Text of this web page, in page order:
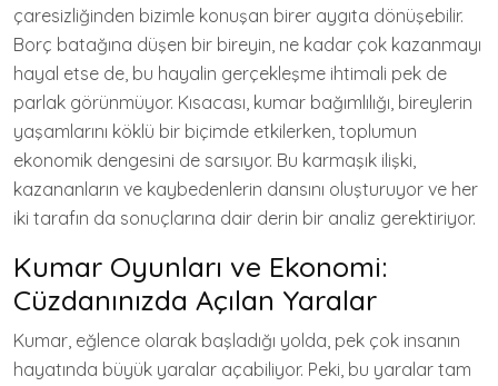
çaresizliğinden bizimle konuşan birer aygıta dönüşebilir.
Borç batağına düşen bir bireyin, ne kadar çok kazanmayı
hayal etse de, bu hayalin gerçekleşme ihtimali pek de
parlak görünmüyor. Kısacası, kumar bağımlılığı, bireylerin
yaşamlarını köklü bir biçimde etkilerken, toplumun
ekonomik dengesini de sarsıyor. Bu karmaşık ilişki,
kazananların ve kaybedenlerin dansını oluşturuyor ve her
iki tarafın da sonuçlarına dair derin bir analiz gerektiriyor.
Kumar Oyunları ve Ekonomi:
Cüzdanınızda Açılan Yaralar
Kumar, eğlence olarak başladığı yolda, pek çok insanın
hayatında büyük yaralar açabiliyor. Peki, bu yaralar tam